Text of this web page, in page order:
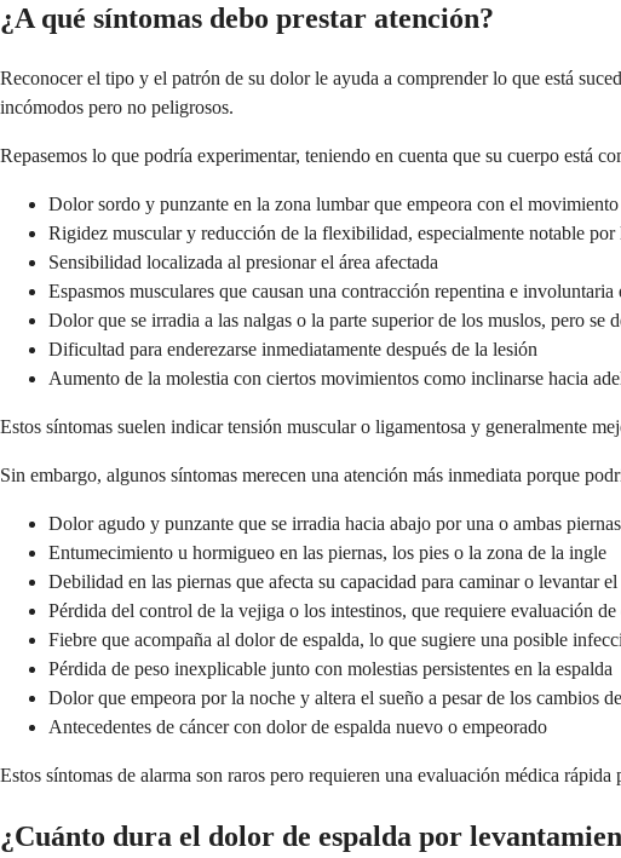
¿A qué síntomas debo prestar atención?
Reconocer el tipo y el patrón de su dolor le ayuda a comprender lo que está
incómodos pero no peligrosos.
Repasemos lo que podría experimentar, teniendo en cuenta que su cuerpo está
Dolor sordo y punzante en la zona lumbar que empeora con el
Rigidez muscular y reducción de la flexibilidad, especialmente notable por
Sensibilidad localizada al presionar el área afectada
Espasmos musculares que causan una contracción repentina e involuntaria
Dolor que se irradia a las nalgas o la parte superior de los muslos, pero se
Dificultad para enderezarse inmediatamente después de la lesión
Aumento de la molestia con ciertos movimientos como inclinarse hacia
Estos síntomas suelen indicar tensión muscular o ligamentosa y generalmente
Sin embargo, algunos síntomas merecen una atención más inmediata porque
Dolor agudo y punzante que se irradia hacia abajo por una o ambas
Entumecimiento u hormigueo en las piernas, los pies o la zona de la ingle
Debilidad en las piernas que afecta su capacidad para caminar o levantar
Pérdida del control de la vejiga o los intestinos, que requiere evaluación de
Fiebre que acompaña al dolor de espalda, lo que sugiere una posible
Pérdida de peso inexplicable junto con molestias persistentes en la espalda
Dolor que empeora por la noche y altera el sueño a pesar de los cambios
Antecedentes de cáncer con dolor de espalda nuevo o empeorado
Estos síntomas de alarma son raros pero requieren una evaluación médica
¿Cuánto dura el dolor de espalda por